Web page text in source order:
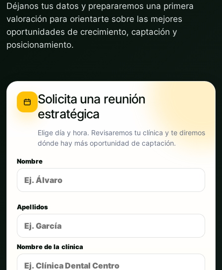
Déjanos tus datos y prepararemos una primera
valoración para orientarte sobre las mejores
oportunidades de crecimiento, captación y
posicionamiento.
Solicita una reunión
estratégica
Elige día y hora. Revisaremos tu clínica y te diremos
dónde hay más oportunidad de captación.
Nombre
Apellidos
Nombre de la clínica